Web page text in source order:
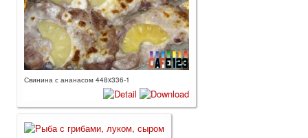
Свинина с ананасом 448x336-1